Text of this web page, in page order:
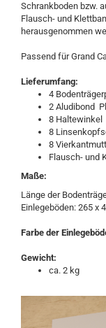
Schrankboden bzw.
Flausch- und
herausgenommen
Passend für Grand
Lieferumfang:
4
2 Aludibond
8 Haltewinkel
8
8
Flausch- und
Maße:
Länge der
Einlegeböden: 265 x
Farbe der
Gewicht:
ca. 2 kg